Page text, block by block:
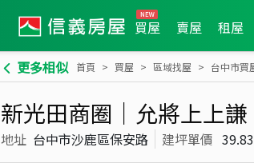
買屋 賣屋 租屋
更多相似 首頁 買屋 區域找屋 台中市買
新光田商圈｜允將上上
地址 台中市沙鹿區保安路 建坪單價